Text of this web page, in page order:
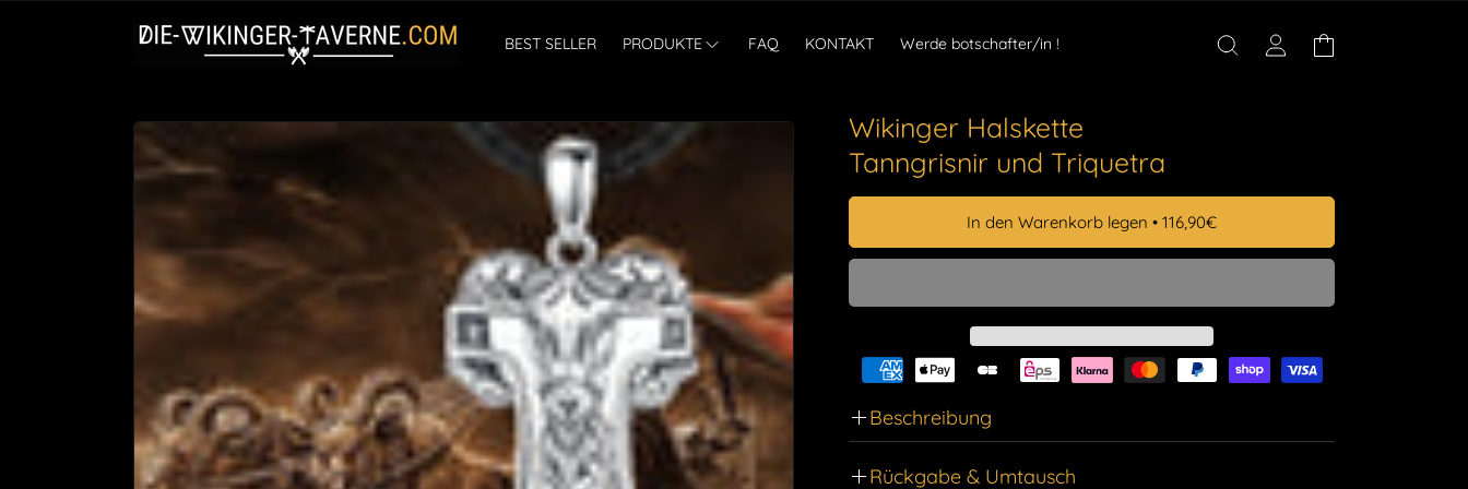
BEST SELLER PRODUKTE FAQ KONTAKT Werde botschafter/in ! EinloggenWarenkorb
Wikinger Halskette
Tanngrisnir und Triquetra
In den Warenkorb legen • 116,90€
Beschreibung
Erwecken Sie dieMacht
Rückgabe & Umtausch